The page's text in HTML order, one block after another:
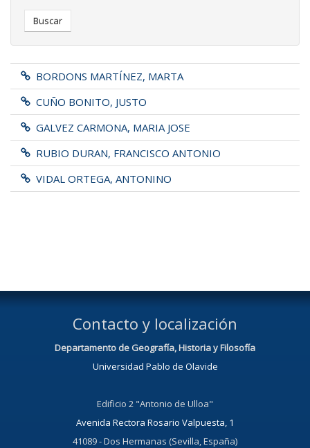
Buscar
BORDONS MARTÍNEZ, MARTA
CUÑO BONITO, JUSTO
GALVEZ CARMONA, MARIA JOSE
RUBIO DURAN, FRANCISCO ANTONIO
VIDAL ORTEGA, ANTONINO
Contacto y localización
Departamento de Geografía, Historia y Filosofía
Universidad Pablo de Olavide
Edificio 2 "Antonio de Ulloa"
Avenida Rectora Rosario Valpuesta, 1
41089 - Dos Hermanas (Sevilla, España)